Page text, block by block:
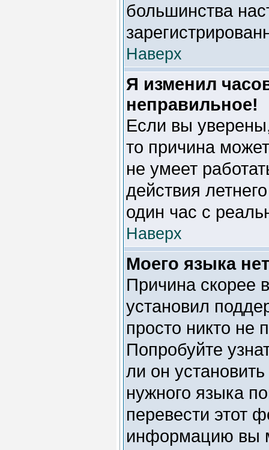
большинства
Наверх
Я изменил
неправильное!
Если вы
то причина
не умеет
действия
один час с
Наверх
Моего языка
Причина скорее
установил
просто никто не
Попробуйте
ли он
нужного языка
перевести этот
информацию вы